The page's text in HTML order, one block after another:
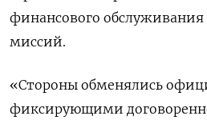
финансового
миссий.
«Стороны обменялись
фиксирующими